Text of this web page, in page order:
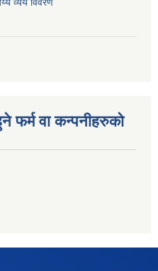
फर्म वा कन्पनीहरुको